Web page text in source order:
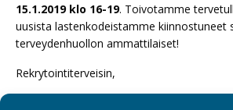
15.1.2019 klo 16-19. Toivotamme
uusista lastenkodeistamme kiinnostuneet
terveydenhuollon ammattilaiset!
Rekrytointiterveisin,